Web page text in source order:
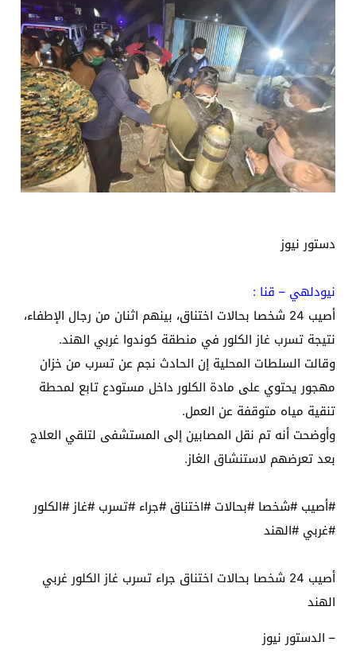
دستور نيوز
نيودلهي – قنا :
أصيب 24 شخصا بحالات اختناق، بينهم اثنان من رجال الإطفاء،
نتيجة تسرب غاز الكلور في منطقة كوندوا غربي الهند.
وقالت السلطات المحلية إن الحادث نجم عن تسرب من خزان
مهجور يحتوي على مادة الكلور داخل مستودع تابع لمحطة
تنقية مياه متوقفة عن العمل.
وأوضحت أنه تم نقل المصابين إلى المستشفى لتلقي العلاج
بعد تعرضهم لاستنشاق الغاز.
#أصيب #شخصا #بحالات #اختناق #جراء #تسرب #غاز #الكلور
#غربي #الهند
أصيب 24 شخصا بحالات اختناق جراء تسرب غاز الكلور غربي
الهند
– الدستور نيوز